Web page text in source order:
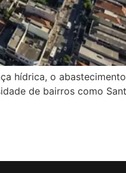
hídrica, o abastecimento
de bairros como